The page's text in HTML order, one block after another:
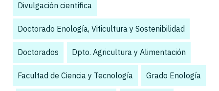
Divulgación científica
Doctorado Enología, Viticultura y Sostenibilidad
Doctorados Dpto. Agricultura y Alimentación
Facultad de Ciencia y Tecnología Grado Enología